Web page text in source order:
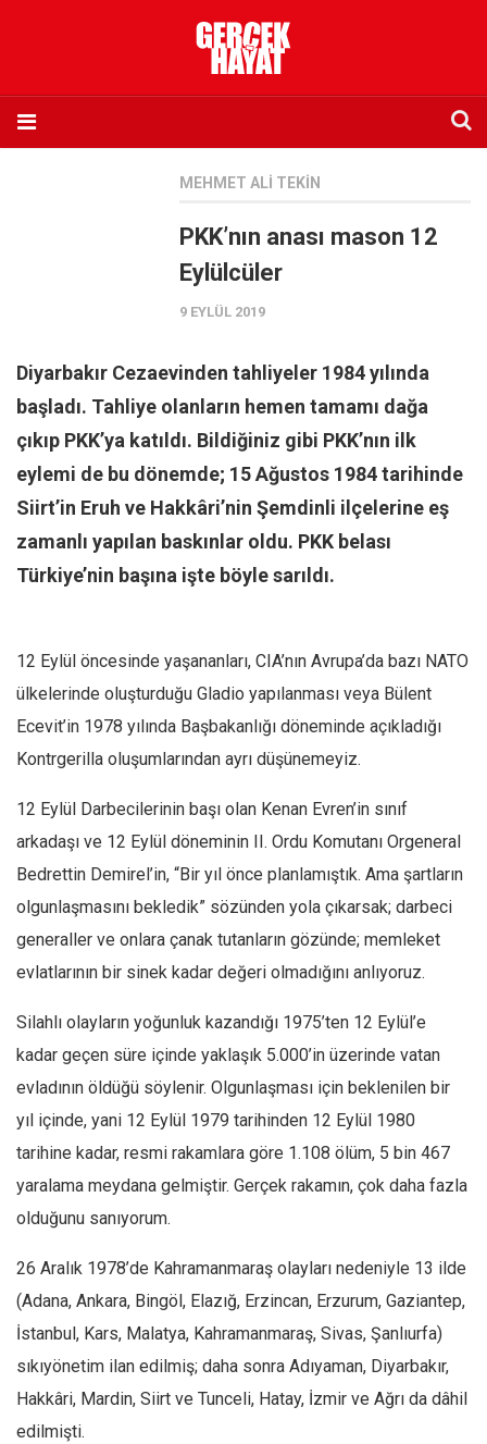
Abone olmak istiyorum
Twitter
Facebook
Instagram
YouTube
Kemal Özer
Mahmut Toptaş
Yvonne Ridley
Ömer Kayani
Yusuf Armağan
Hasanali Yıldırım
Leyla Şerif Emin
Selçuk Türkyılmaz
Abir E. Nahas
Amina S. Jenenkovic
Bağdagül Öz
Esra Elönü
» Yazar arşivi
Bu Sayı
Tüm Sayılar
Kategoriler
Kültür Sanat
MEHMET ALI TEKIN
PKK’nın anası mason 12
Eylülcüler
9 EYLÜL 2019
Diyarbakır Cezaevinden tahliyeler 1984 yılında
başladı. Tahliye olanların hemen tamamı dağa
çıkıp PKK’ya katıldı. Bildiğiniz gibi PKK’nın ilk
eylemi de bu dönemde; 15 Ağustos 1984 tarihinde
Siirt’in Eruh ve Hakkâri’nin Şemdinli ilçelerine eş
zamanlı yapılan baskınlar oldu. PKK belası
Türkiye’nin başına işte böyle sarıldı.
12 Eylül öncesinde yaşananları, CIA’nın Avrupa’da bazı NATO
ülkelerinde oluşturduğu Gladio yapılanması veya Bülent
Ecevit’in 1978 yılında Başbakanlığı döneminde açıkladığı
Kontrgerilla oluşumlarından ayrı düşünemeyiz.
12 Eylül Darbecilerinin başı olan Kenan Evren’in sınıf
arkadaşı ve 12 Eylül döneminin II. Ordu Komutanı Orgeneral
Bedrettin Demirel’in, “Bir yıl önce planlamıştık. Ama şartların
olgunlaşmasını bekledik” sözünden yola çıkarsak; darbeci
generaller ve onlara çanak tutanların gözünde; memleket
evlatlarının bir sinek kadar değeri olmadığını anlıyoruz.
Silahlı olayların yoğunluk kazandığı 1975’ten 12 Eylül’e
kadar geçen süre içinde yaklaşık 5.000’in üzerinde vatan
evladının öldüğü söylenir. Olgunlaşması için beklenilen bir
yıl içinde, yani 12 Eylül 1979 tarihinden 12 Eylül 1980
tarihine kadar, resmi rakamlara göre 1.108 ölüm, 5 bin 467
yaralama meydana gelmiştir. Gerçek rakamın, çok daha fazla
olduğunu sanıyorum.
26 Aralık 1978’de Kahramanmaraş olayları nedeniyle 13 ilde
(Adana, Ankara, Bingöl, Elazığ, Erzincan, Erzurum, Gaziantep,
İstanbul, Kars, Malatya, Kahramanmaraş, Sivas, Şanlıurfa)
sıkıyönetim ilan edilmiş; daha sonra Adıyaman, Diyarbakır,
Hakkâri, Mardin, Siirt ve Tunceli, Hatay, İzmir ve Ağrı da dâhil
edilmişti.